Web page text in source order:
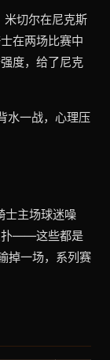
米切尔在尼克斯
在两场比赛中
度，给了尼克
水一战，心理压
士主场球迷噪
扑——这些都是
掉一场，系列赛